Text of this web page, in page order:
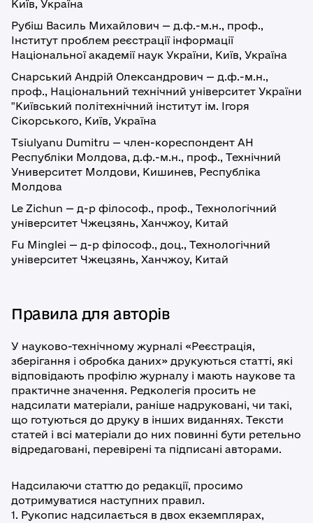
Київ, Україна
Рубіш Василь Михайлович — д.ф.-м.н., проф.,
Інститут проблем реєстрації інформації
Національної академії наук України, Київ, Україна
Снарський Андрій Олександрович — д.ф.-м.н.,
проф., Національний технічний університет України
"Київський політехнічний інститут ім. Ігоря
Сікорського, Київ, Україна
Tsiulyanu Dumitru — член-кореспондент АН
Республіки Молдова, д.ф.-м.н., проф., Технічний
Университет Молдови, Кишинев, Республіка
Молдова
Le Zichun — д-р філософ., проф., Технологічний
університет Чжецзянь, Ханчжоу, Китай
Fu Minglei — д-р філософ., доц., Технологічний
університет Чжецзянь, Ханчжоу, Китай
Правила для авторів
У науково-технічному журналі «Реєстрація,
зберігання і обробка даних» друкуються статті, які
відповідають профілю журналу і мають наукове та
практичне значення. Редколегія просить не
надсилати матеріали, раніше надруковані, чи такі,
що готуються до друку в інших виданнях. Тексти
статей і всі матеріали до них повинні бути ретельно
відредаговані, перевірені та підписані авторами.
Надсилаючи статтю до редакції, просимо
дотримуватися наступних правил.
1. Рукопис надсилається в двох екземплярах,